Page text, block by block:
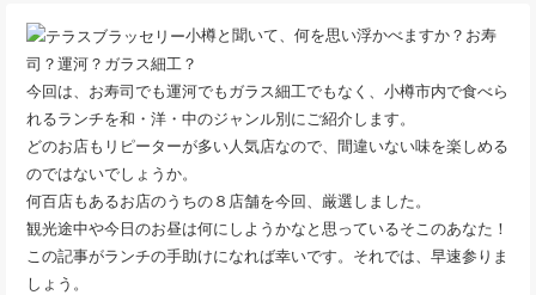
小樽と聞いて、何を思い浮かべますか？お寿
司？運河？ガラス細工？
今回は、お寿司でも運河でもガラス細工でもなく、小樽市内で食べら
れるランチを和・洋・中のジャンル別にご紹介します。
どのお店もリピーターが多い人気店なので、間違いない味を楽しめる
のではないでしょうか。
何百店もあるお店のうちの８店舗を今回、厳選しました。
観光途中や今日のお昼は何にしようかなと思っているそこのあなた！
この記事がランチの手助けになれば幸いです。それでは、早速参りま
しょう。